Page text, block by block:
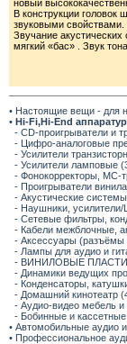
новый
В конструкции головок
звуковыми свойствами.
Звучание
мягкий «бас» . Звук
• Настоящие вещи - для
• Hi-Fi,Hi-End
- CD-проигрыватели и
- Цифро-аналоговые
- Усилители
- Усилители ламповые
- Фонокорректоры, МС-
- Проигрыватели
- Акустические
- Наушники,
- Сетевые фильтры,
- Кабели межблочные,
- Аксессуары (разъёмы
- Лампы для аудио и
- ВИНИЛОВЫЕ
- Динамики ведущих
- Конденсаторы,
- Домашний кинотеатр
- Аудио-видео мебель и
- Бобинные и
• Автомобильные аудио
• Профессиональное